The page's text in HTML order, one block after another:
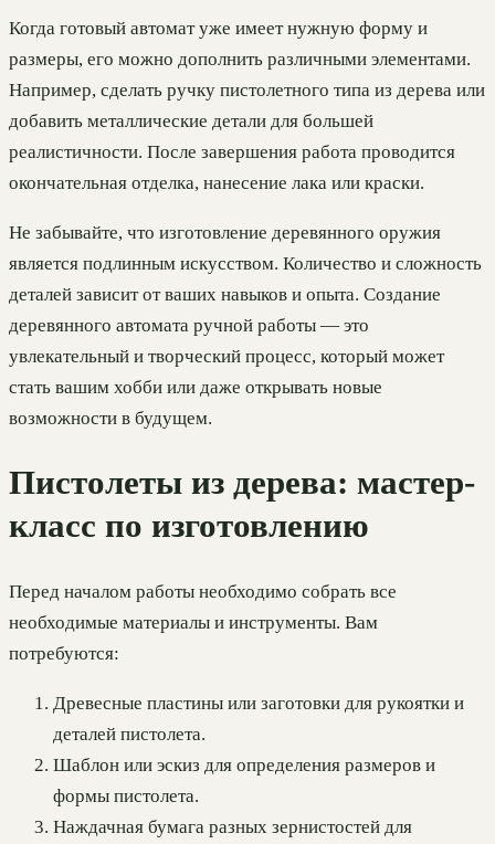
Когда готовый автомат уже имеет нужную форму и
размеры, его можно дополнить различными элементами.
Например, сделать ручку пистолетного типа из дерева или
добавить металлические детали для большей
реалистичности. После завершения работа проводится
окончательная отделка, нанесение лака или краски.
Не забывайте, что изготовление деревянного оружия
является подлинным искусством. Количество и сложность
деталей зависит от ваших навыков и опыта. Создание
деревянного автомата ручной работы — это
увлекательный и творческий процесс, который может
стать вашим хобби или даже открывать новые
возможности в будущем.
Пистолеты из дерева: мастер-
класс по изготовлению
Перед началом работы необходимо собрать все
необходимые материалы и инструменты. Вам
потребуются:
Древесные пластины или заготовки для рукоятки и
деталей пистолета.
Шаблон или эскиз для определения размеров и
формы пистолета.
Наждачная бумага разных зернистостей для